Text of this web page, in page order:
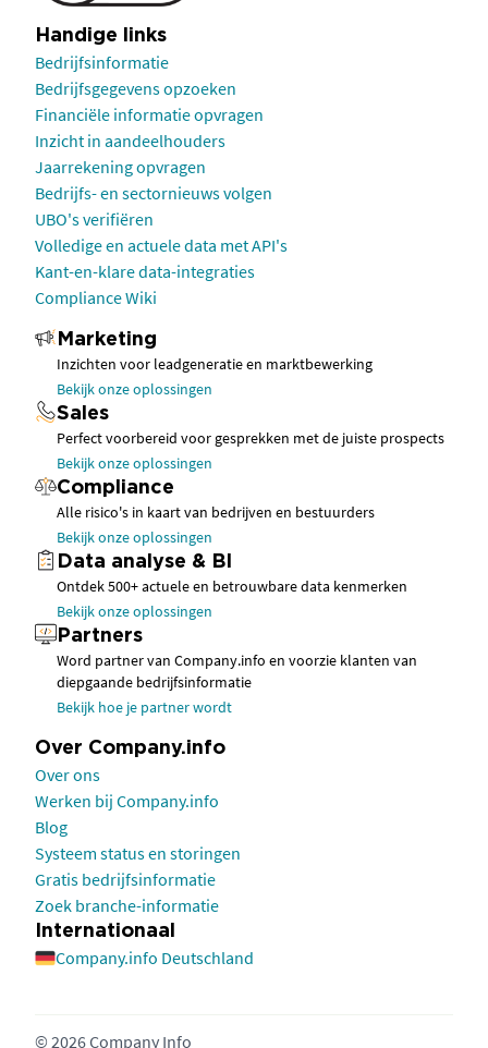
Handige links
Bedrijfsinformatie
Bedrijfsgegevens opzoeken
Financiële informatie opvragen
Inzicht in aandeelhouders
Jaarrekening opvragen
Bedrijfs- en sectornieuws volgen
UBO's verifiëren
Volledige en actuele data met API's
Kant-en-klare data-integraties
Compliance Wiki
Marketing
Inzichten voor leadgeneratie en marktbewerking
Bekijk onze oplossingen
Sales
Perfect voorbereid voor gesprekken met de juiste prospects
Bekijk onze oplossingen
Compliance
Alle risico's in kaart van bedrijven en bestuurders
Bekijk onze oplossingen
Data analyse & BI
Ontdek 500+ actuele en betrouwbare data kenmerken
Bekijk onze oplossingen
Partners
Word partner van Company.info en voorzie klanten van
diepgaande bedrijfsinformatie
Bekijk hoe je partner wordt
Over Company.info
Over ons
Werken bij Company.info
Blog
Systeem status en storingen
Gratis bedrijfsinformatie
Zoek branche-informatie
Internationaal
Company.info Deutschland
© 2026 Company Info